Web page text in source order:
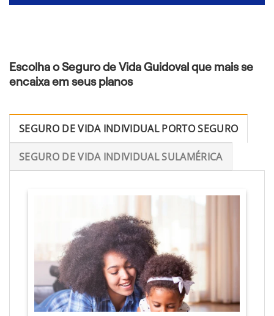
Escolha o Seguro de Vida Guidoval que mais se
encaixa em seus planos
SEGURO DE VIDA INDIVIDUAL PORTO SEGURO
SEGURO DE VIDA INDIVIDUAL SULAMÉRICA